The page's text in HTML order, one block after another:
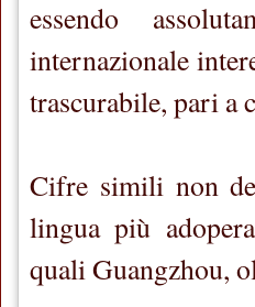
essendo
internazionale
trascurabile, pari a
Cifre simili non
lingua più
quali Guangzhou,